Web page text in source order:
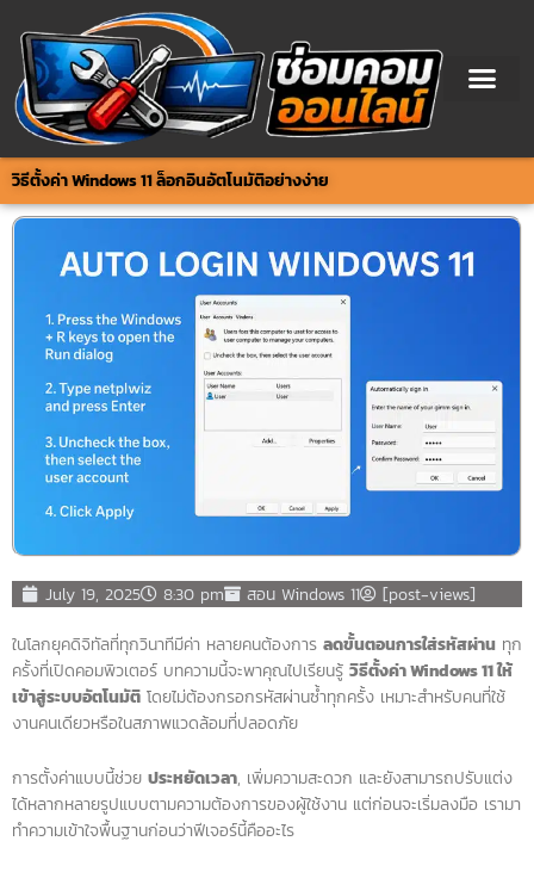
content
วิธีตั้งค่า Windows 11 ล็อกอินอัตโนมัติอย่างง่าย
July 19, 2025 8:30 pm สอน Windows 11 [post-views]
ในโลกยุคดิจิทัลที่ทุกวินาทีมีค่า หลายคนต้องการ ลดขั้นตอนการใส่รหัสผ่าน ทุก
ครั้งที่เปิดคอมพิวเตอร์ บทความนี้จะพาคุณไปเรียนรู้ วิธีตั้งค่า Windows 11 ให้
เข้าสู่ระบบอัตโนมัติ โดยไม่ต้องกรอกรหัสผ่านซ้ำทุกครั้ง เหมาะสำหรับคนที่ใช้
งานคนเดียวหรือในสภาพแวดล้อมที่ปลอดภัย
การตั้งค่าแบบนี้ช่วย ประหยัดเวลา, เพิ่มความสะดวก และยังสามารถปรับแต่ง
ได้หลากหลายรูปแบบตามความต้องการของผู้ใช้งาน แต่ก่อนจะเริ่มลงมือ เรามา
ทำความเข้าใจพื้นฐานก่อนว่าฟีเจอร์นี้คืออะไร